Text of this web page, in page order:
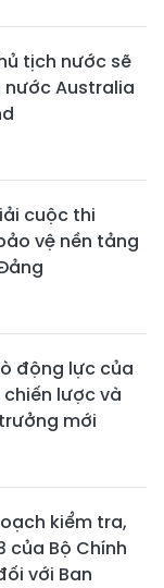
tịch nước sẽ
Australia
cuộc thi
vệ nền tảng
động lực của
lược và
mới
kiểm tra,
Bộ Chính
với Ban